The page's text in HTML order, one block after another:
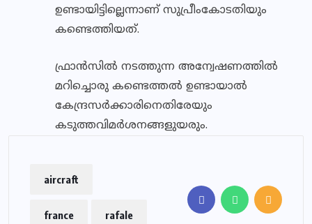
ഉണ്ടായിട്ടില്ലെന്നാണ് സുപ്രീംകോടതിയും
കണ്ടെത്തിയത്.
ഫ്രാന്‍സില്‍ നടത്തുന്ന അന്വേഷണത്തില്‍
മറിച്ചൊരു കണ്ടെത്തല്‍ ഉണ്ടായാല്‍
കേന്ദ്രസര്‍ക്കാരിനെതിരേയും
കടുത്തവിമര്‍ശനങ്ങളുയരും.
aircraft
france rafale